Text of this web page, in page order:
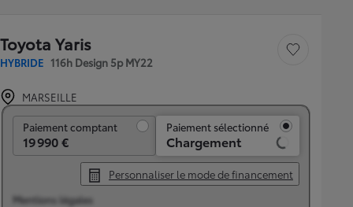
Toyota Yaris
HYBRIDE 116h Design 5p MY22
Sauvegarder le
MARSEILLE
Paiement comptant
19 990 €
Paiement sélectionné
Chargement
Personnaliser le mode de financement
Mentions légales